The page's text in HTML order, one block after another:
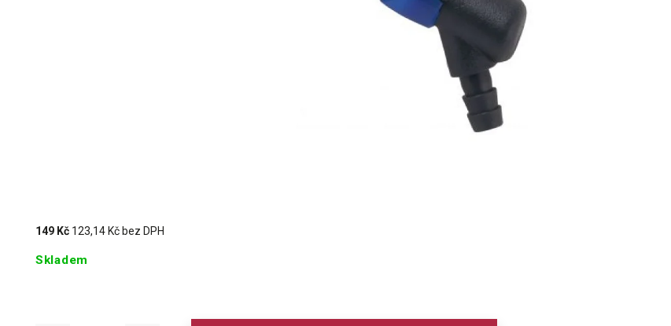
149 Kč 123,14 Kč bez DPH
Skladem